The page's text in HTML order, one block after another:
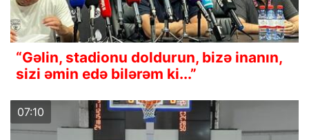
“Gəlin, stadionu doldurun, bizə inanın,
sizi əmin edə bilərəm ki...”
07:10